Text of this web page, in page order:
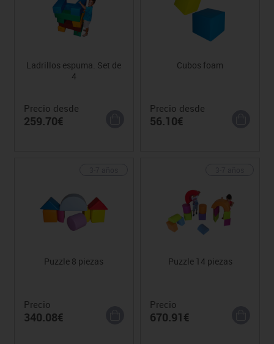
Ladrillos espuma. Set de
4
Precio desde
259.70€
Cubos foam
Precio desde
56.10€
Puzzle 8 piezas
Precio
340.08€
Puzzle 14 piezas
Precio
670.91€